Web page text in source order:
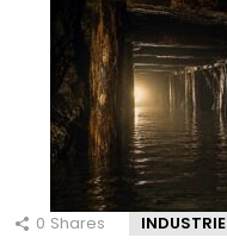
0 Shares INDUSTRIE